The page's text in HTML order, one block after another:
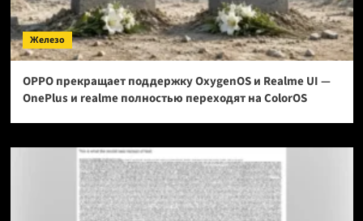
Железо
OPPO прекращает поддержку OxygenOS и Realme UI —
OnePlus и realme полностью переходят на ColorOS